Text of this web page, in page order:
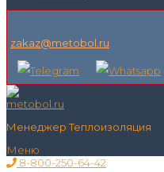
zakaz@metobol.ru
Менеджер Теплоизоляция
Меню
8-800-250-64-42